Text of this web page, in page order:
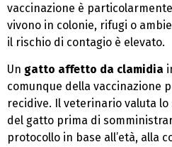
vaccinazione è
vivono in colonie, rifugi o
il rischio di contagio è elevato.
Un gatto affetto da clamidia
comunque della vaccinazione
recidive. Il veterinario valuta
del gatto prima di
protocollo in base all’età, alla